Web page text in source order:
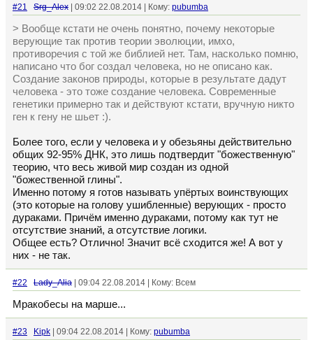
#21 Srg_Alex | 09:02 22.08.2014 | Кому: pubumba
> Вообще кстати не очень понятно, почему некоторые
верующие так против теории эволюции, имхо,
противоречия с той же библией нет. Там, насколько помню,
написано что бог создал человека, но не описано как.
Создание законов природы, которые в результате дадут
человека - это тоже создание человека. Современные
генетики примерно так и действуют кстати, вручную никто
ген к гену не шьет :).
Более того, если у человека и у обезьяны действительно
общих 92-95% ДНК, это лишь подтвердит "божественную"
теорию, что весь живой мир создан из одной
"божественной глины".
Именно потому я готов называть упёртых воинствующих
(это которые на голову ушибленные) верующих - просто
дураками. Причём именно дураками, потому как тут не
отсутствие знаний, а отсутствие логики.
Общее есть? Отлично! Значит всё сходится же! А вот у
них - не так.
#22 Lady_Alia | 09:04 22.08.2014 | Кому: Всем
Мракобесы на марше...
#23 Kipk | 09:04 22.08.2014 | Кому: pubumba